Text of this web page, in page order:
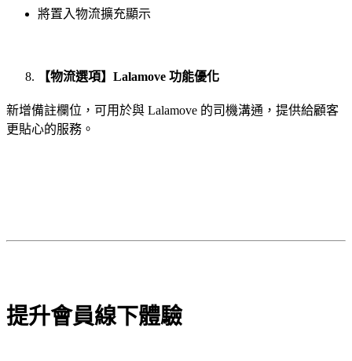
將置入物流擴充顯示
【物流選項】Lalamove 功能優化
新增備註欄位，可用於與 Lalamove 的司機溝通，提供給顧客
更貼心的服務。
提升會員線下體驗